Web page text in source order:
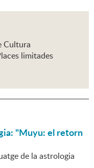
Cultura
limitades
"Muyu: el retorn
de la astrologia